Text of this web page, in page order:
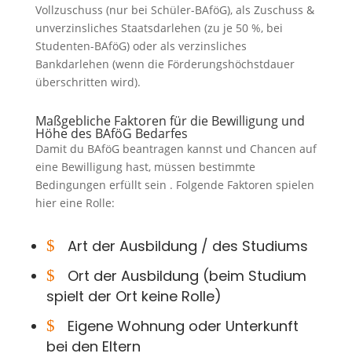
Vollzuschuss (nur bei Schüler-BAföG), als Zuschuss &
unverzinsliches Staatsdarlehen (zu je 50 %, bei
Studenten-BAföG) oder als verzinsliches
Bankdarlehen (wenn die Förderungshöchstdauer
überschritten wird).
Maßgebliche Faktoren für die Bewilligung und
Höhe des BAföG Bedarfes
Damit du BAföG beantragen kannst und Chancen auf
eine Bewilligung hast, müssen bestimmte
Bedingungen erfüllt sein . Folgende Faktoren spielen
hier eine Rolle:
$ Art der Ausbildung / des Studiums
$
Ort der Ausbildung (beim Studium
spielt der Ort keine Rolle)
$
Eigene Wohnung oder Unterkunft
bei den Eltern